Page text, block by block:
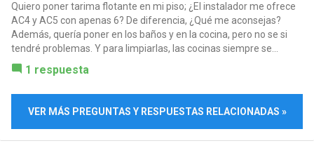
Quiero poner tarima flotante en mi piso; ¿El instalador me ofrece
AC4 y AC5 con apenas 6? De diferencia, ¿Qué me aconsejas?
Además, quería poner en los baños y en la cocina, pero no se si
tendré problemas. Y para limpiarlas, las cocinas siempre se...
1 respuesta
VER MÁS PREGUNTAS Y RESPUESTAS RELACIONADAS »